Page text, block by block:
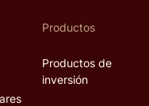
Productos
Productos de
inversión